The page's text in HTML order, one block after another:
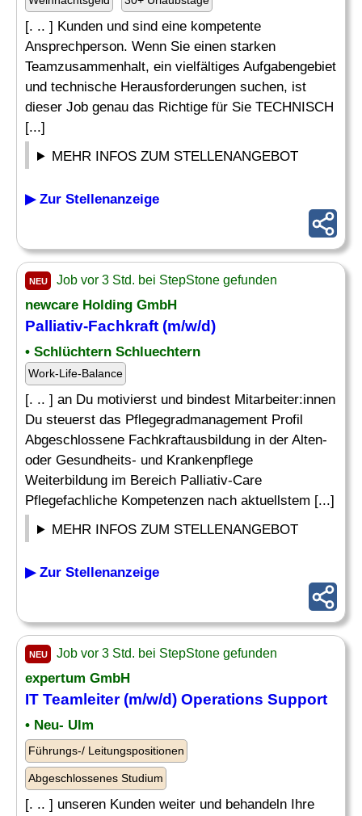
[. .. ] Kunden und sind eine kompetente
Ansprechperson. Wenn Sie einen starken
Teamzusammenhalt, ein vielfältiges Aufgabengebiet
und technische Herausforderungen suchen, ist
dieser Job genau das Richtige für Sie TECHNISCH
[...]
MEHR INFOS ZUM STELLENANGEBOT
▶ Zur Stellenanzeige
NEU Job vor 3 Std. bei StepStone gefunden
newcare Holding GmbH
Palliativ-Fachkraft (m/w/d)
• Schlüchtern Schluechtern
Work-Life-Balance
[. .. ] an Du motivierst und bindest Mitarbeiter:innen
Du steuerst das Pflegegradmanagement Profil
Abgeschlossene Fachkraftausbildung in der Alten-
oder Gesundheits- und Krankenpflege
Weiterbildung im Bereich Palliativ-Care
Pflegefachliche Kompetenzen nach aktuellstem [...]
MEHR INFOS ZUM STELLENANGEBOT
▶ Zur Stellenanzeige
NEU Job vor 3 Std. bei StepStone gefunden
expertum GmbH
IT Teamleiter (m/w/d) Operations Support
• Neu- Ulm
Führungs-/ Leitungspositionen
Abgeschlossenes Studium
[. .. ] unseren Kunden weiter und behandeln Ihre